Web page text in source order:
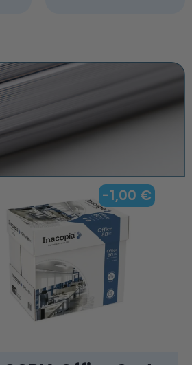
-1,00 €